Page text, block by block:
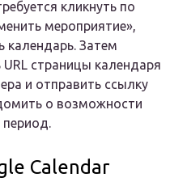
кликнуть по
мероприятие»,
календарь. Затем
страницы календаря
и отправить ссылку
о возможности
период.
Calendar